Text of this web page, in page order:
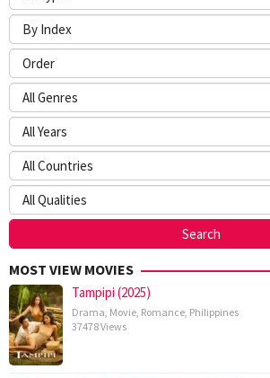
MOST VIEW MOVIES
Tampipi (2025)
Drama Movie Romance Philippines
37478 Views